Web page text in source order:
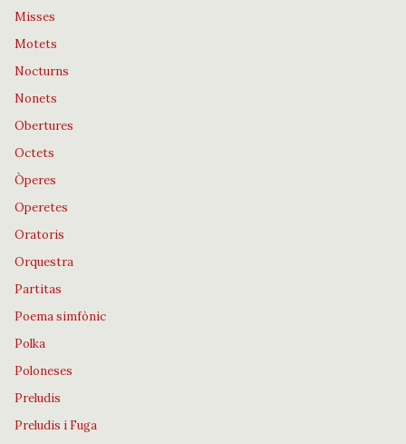
Misses
Motets
Nocturns
Nonets
Obertures
Octets
Òperes
Operetes
Oratoris
Orquestra
Partitas
Poema simfònic
Polka
Poloneses
Preludis
Preludis i Fuga